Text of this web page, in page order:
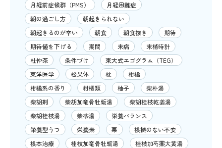
月経前症候群（PMS）
月経困難症
朝の過ごし方
朝起きられない
朝起きるのが辛い
朝食 朝食抜き
期待
期待値を下げる
期間 未病
末梢時計
杜仲茶
条件づけ
東大式エゴグラム（TEG）
東洋医学
松果体 枕
柑橘
柑橘系の香り
柑橘類 柚子
柴朴湯
柴胡剤
柴胡加竜骨牡蛎湯
柴胡桂枝乾姜湯
柴胡桂枝湯
柴苓湯
栄養バランス
栄養型うつ
栄養素 栗
根拠のない不安
根本治療
桂枝加竜骨牡蛎湯
桂枝加芍薬大黄湯